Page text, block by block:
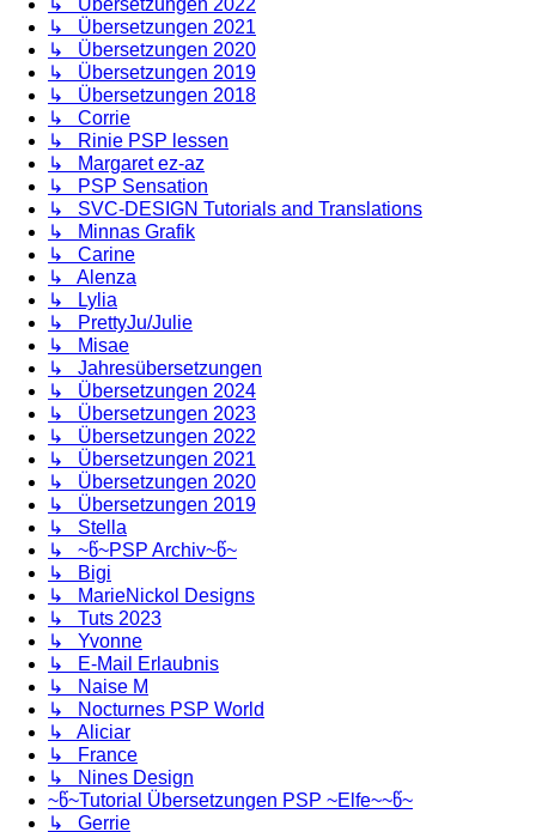
↳ Übersetzungen 2021
↳ Übersetzungen 2020
↳ Übersetzungen 2019
↳ Übersetzungen 2018
↳ Corrie
↳ Rinie PSP lessen
↳ Margaret ez-az
↳ PSP Sensation
↳ SVC-DESIGN Tutorials and Translations
↳ Minnas Grafik
↳ Carine
↳ Alenza
↳ Lylia
↳ PrettyJu/Julie
↳ Misae
↳ Jahresübersetzungen
↳ Übersetzungen 2024
↳ Übersetzungen 2023
↳ Übersetzungen 2022
↳ Übersetzungen 2021
↳ Übersetzungen 2020
↳ Übersetzungen 2019
↳ Stella
↳ ~წ~PSP Archiv~წ~
↳ Bigi
↳ MarieNickol Designs
↳ Tuts 2023
↳ Yvonne
↳ E-Mail Erlaubnis
↳ Naise M
↳ Nocturnes PSP World
↳ Aliciar
↳ France
↳ Nines Design
~წ~Tutorial Übersetzungen PSP ~Elfe~~წ~
↳ Gerrie